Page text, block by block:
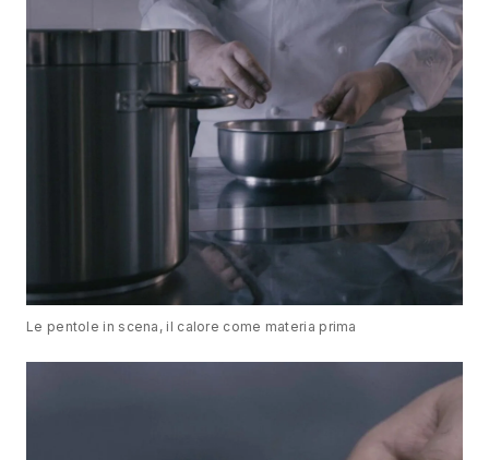
Le pentole in scena, il calore come materia prima